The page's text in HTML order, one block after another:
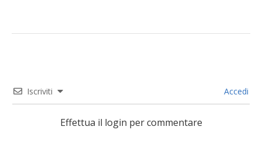
Iscriviti Accedi
Effettua il login per commentare